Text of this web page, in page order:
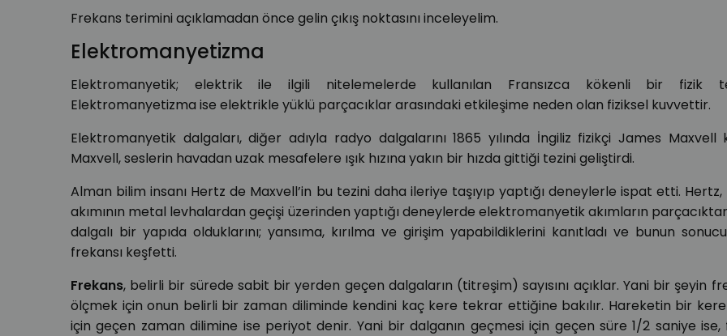
Frekans terimini açıklamadan önce gelin çıkış noktasını inceleyelim.
Elektromanyetizma
Elektromanyetik; elektrik ile ilgili nitelemelerde kullanılan Fransızca kökenli bir fizik
Elektromanyetizma ise elektrikle yüklü parçacıklar arasındaki etkileşime neden olan fiziksel kuvvettir.
Elektromanyetik dalgaları, diğer adıyla radyo dalgalarını 1865 yılında İngiliz fizikçi James Maxvell
Maxvell, seslerin havadan uzak mesafelere ışık hızına yakın bir hızda gittiği tezini geliştirdi.
Alman bilim insanı Hertz de Maxvell’in bu tezini daha ileriye taşıyıp yaptığı deneylerle ispat etti.
akımının metal levhalardan geçişi üzerinden yaptığı deneylerde elektromanyetik akımların
dalgalı bir yapıda olduklarını; yansıma, kırılma ve girişim yapabildiklerini kanıtladı ve bunun
frekansı keşfetti.
Frekans, belirli bir sürede sabit bir yerden geçen dalgaların (titreşim) sayısını açıklar. Yani bir şeyin
ölçmek için onun belirli bir zaman diliminde kendini kaç kere tekrar ettiğine bakılır. Hareketin bir
için geçen zaman dilimine ise periyot denir. Yani bir dalganın geçmesi için geçen süre 1/2 saniye ise,